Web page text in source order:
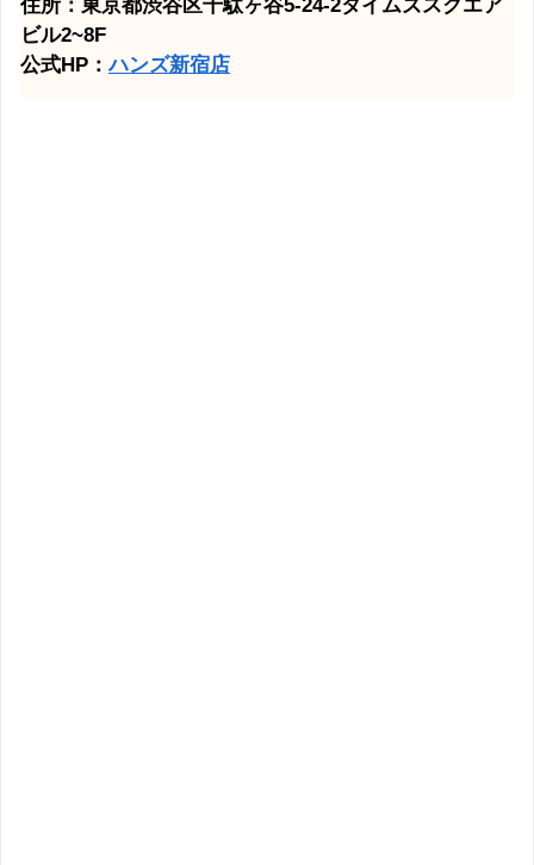
住所：東京都渋谷区千駄ヶ谷5-24-2タイムズスクエア
ビル2~8F
公式HP：ハンズ新宿店